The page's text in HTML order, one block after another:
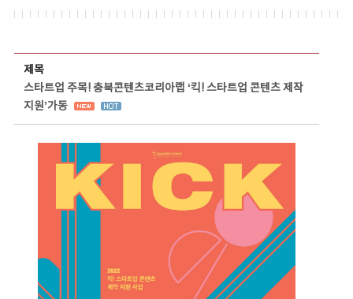
제목
스타트업 주목! 충북콘텐츠코리아랩 ‘킥! 스타트업 콘텐츠 제작
지원’가동